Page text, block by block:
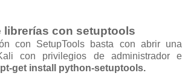
librerías con setuptools
con SetupTools basta con abrir una
con privilegios de administrador e
get install python-setuptools.